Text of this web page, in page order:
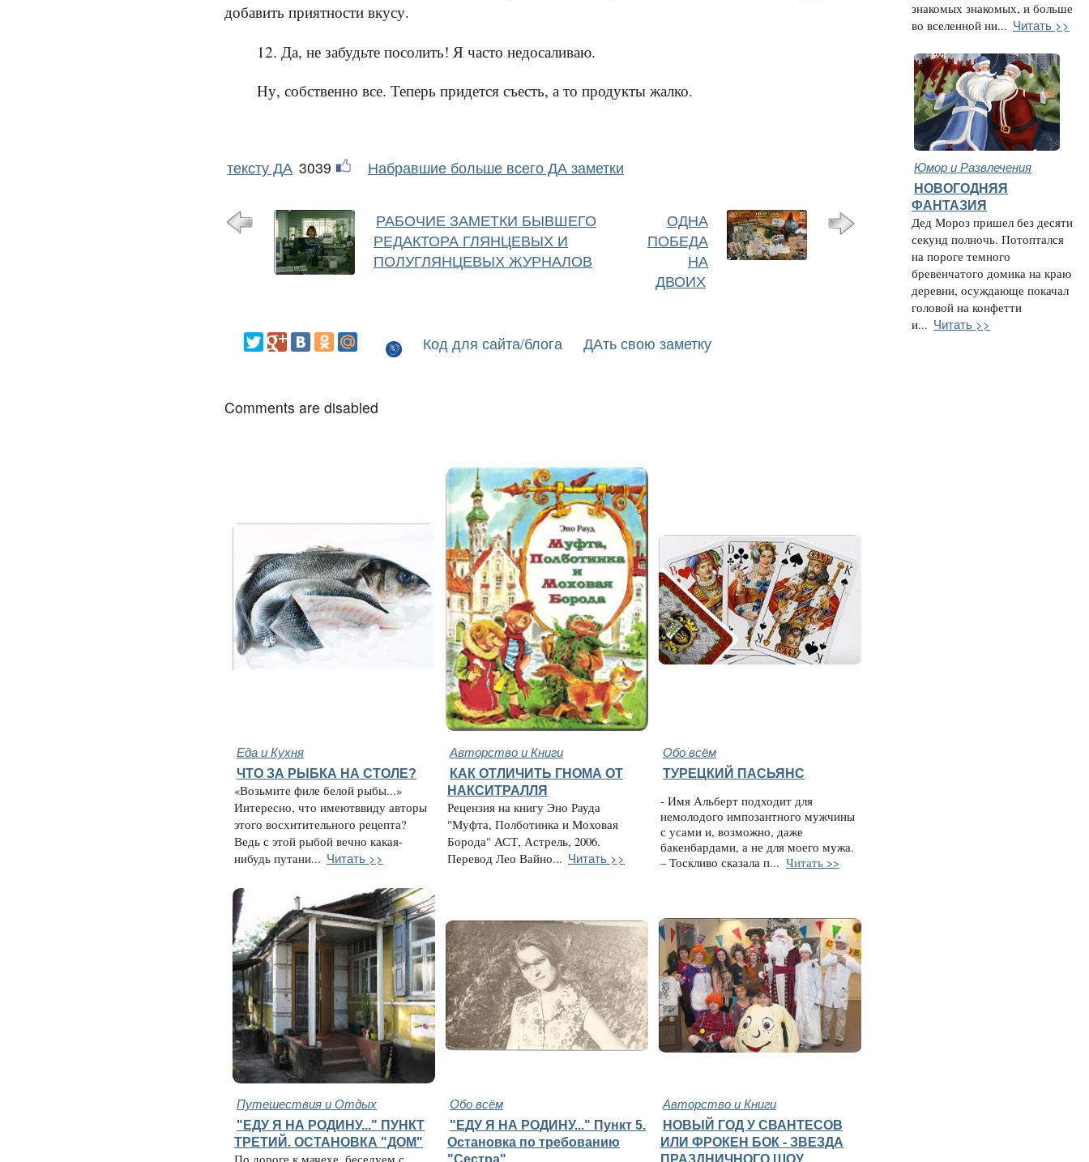
добавить приятности вкусу.
12. Да, не забудьте посолить! Я часто недосаливаю.
Ну, собственно все. Теперь придется съесть, а то продукты жалко.
тексту ДА 3039 Набравшие больше всего ДА заметки
РАБОЧИЕ ЗАМЕТКИ БЫВШЕГО
РЕДАКТОРА ГЛЯНЦЕВЫХ И
ПОЛУГЛЯНЦЕВЫХ ЖУРНАЛОВ
ОДНА
ПОБЕДА
НА
ДВОИХ
Код для сайта/блога ДАть свою заметку
Comments are disabled
Еда и Кухня Авторство и Книги Обо всём
ЧТО ЗА РЫБКА НА СТОЛЕ?
«Возьмите филе белой рыбы...»
Интересно, что имеютввиду авторы
этого восхитительного рецепта?
Ведь с этой рыбой вечно какая-
нибудь путани... Читать >>
КАК ОТЛИЧИТЬ ГНОМА ОТ
НАКСИТРАЛЛЯ
Рецензия на книгу Эно Рауда
"Муфта, Полботинка и Моховая
Борода" АСТ, Астрель, 2006.
Перевод Лео Вайно... Читать >>
ТУРЕЦКИЙ ПАСЬЯНС
- Имя Альберт подходит для
немолодого импозантного мужчины
с усами и, возможно, даже
бакенбардами, а не для моего мужа.
– Тоскливо сказала п... Читать >>
Путешествия и Отдых Обо всём Авторство и Книги
"ЕДУ Я НА РОДИНУ..." ПУНКТ
ТРЕТИЙ. ОСТАНОВКА "ДОМ"
"ЕДУ Я НА РОДИНУ..." Пункт 5.
Остановка по требованию
"Сестра".
НОВЫЙ ГОД У СВАНТЕСОВ
ИЛИ ФРОКЕН БОК - ЗВЕЗДА
ПРАЗДНИЧНОГО ШОУ
знакомых знакомых, и больше
во вселенной ни... Читать >>
Юмор и Развлечения
НОВОГОДНЯЯ
ФАНТАЗИЯ
Дед Мороз пришел без десяти
секунд полночь. Потоптался
на пороге темного
бревенчатого домика на краю
деревни, осуждающе покачал
головой на конфетти
и... Читать >>